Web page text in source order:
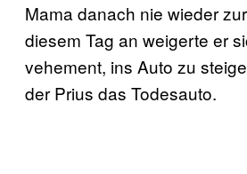
Mama danach nie wieder
diesem Tag an weigerte er
vehement, ins Auto zu
der Prius das Todesauto.